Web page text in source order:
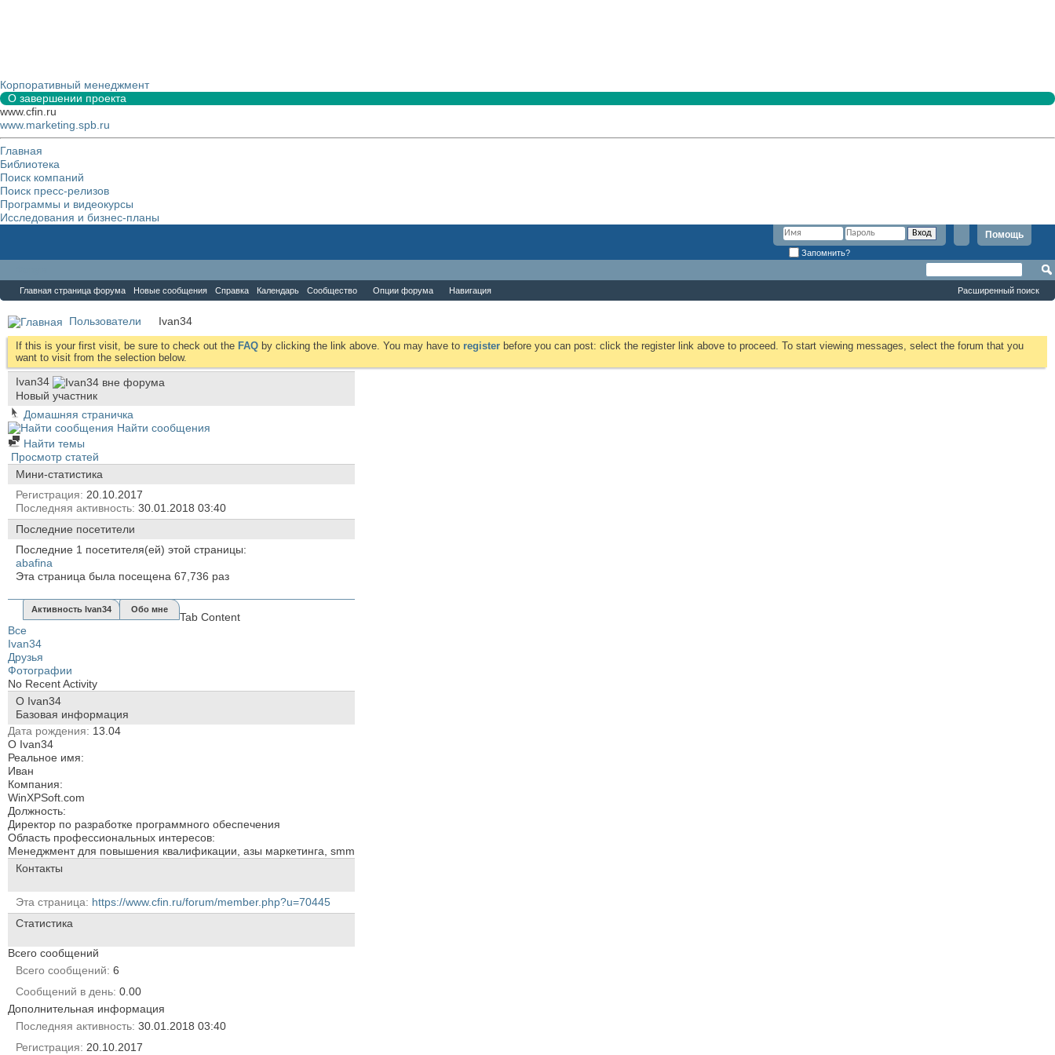
Корпоративный менеджмент
О завершении проекта
www.cfin.ru
www.marketing.spb.ru
Главная
Библиотека
Поиск компаний
Поиск пресс-релизов
Программы и видеокурсы
Исследования и бизнес-планы
Помощь
Запомнить?
Главная страница форума Новые сообщения Справка Календарь Сообщество Опции форума Навигация Расширенный поиск
Пользователи Ivan34
If this is your first visit, be sure to check out the FAQ by clicking the link above. You may have to register before you can post: click the register link above to proceed. To start viewing messages, select the forum that you
want to visit from the selection below.
Ivan34
Новый участник
Домашняя страничка
Найти сообщения
Найти темы
Просмотр статей
Мини-статистика
Регистрация
20.10.2017
Последняя активность 30.01.2018 03:40
Последние посетители
Последние 1 посетителя(ей) этой страницы:
abafina
Эта страница была посещена 67,736 раз
Активность Ivan34 Обо мне
Tab Content
Все
Ivan34
Друзья
Фотографии
No Recent Activity
О Ivan34
Базовая информация
Дата рождения
13.04
О Ivan34
Реальное имя:
Иван
Компания:
WinXPSoft.com
Должность:
Директор по разработке программного обеспечения
Область профессиональных интересов:
Менеджмент для повышения квалификации, азы маркетинга, smm
Контакты
Эта страница
https://www.cfin.ru/forum/member.php?u=70445
Статистика
Всего сообщений
Всего сообщений 6
Сообщений в день 0.00
Дополнительная информация
Последняя активность 30.01.2018 03:40
Регистрация
20.10.2017